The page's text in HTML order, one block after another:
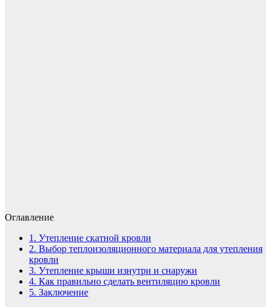
Оглавление
1. Утепление скатной кровли
2. Выбор теплоизоляционного материала для утепления
кровли
3. Утепление крыши изнутри и снаружи
4. Как правильно сделать вентиляцию кровли
5. Заключение